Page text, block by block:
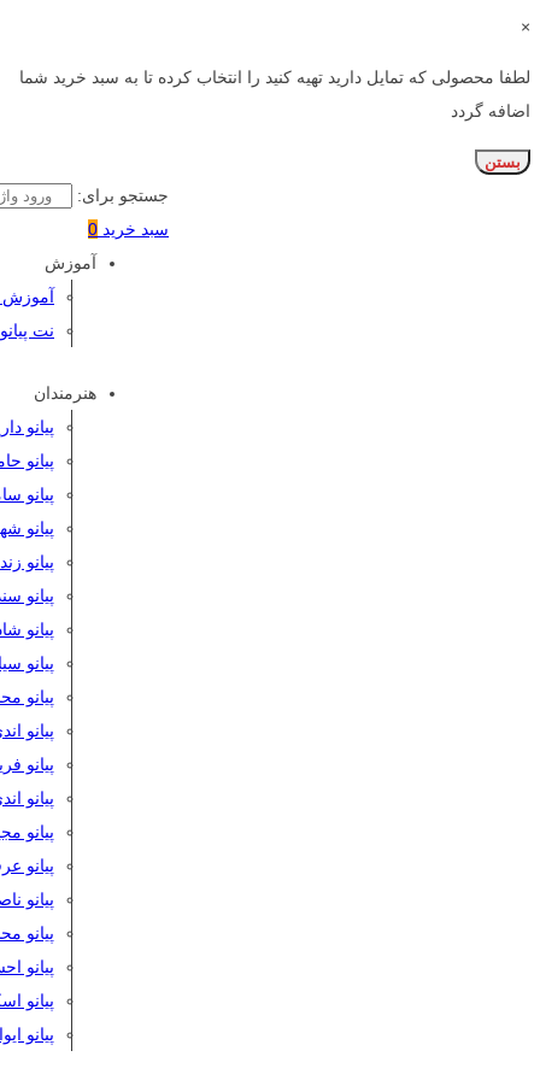
×
لطفا محصولی که تمایل دارید تهیه کنید را انتخاب کرده تا به سبد خرید شما
اضافه گردد
بستن
جستجو برای:
سبد خرید 0
آموزش
آموزش
نت پیانو
هنرمندان
پیانو
پیانو
پیانو
پیانو
پیانو
پیانو
پیانو
پیانو
پیانو
پیانو
پیانو
پیانو
پیانو
پیانو
پیانو
پیانو
پیانو
پیانو
پیانو